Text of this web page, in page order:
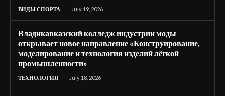
ВИДЫ СПОРТА July 19, 2026
Владикавказский колледж индустрии моды
открывает новое направление «Конструирование,
моделирование и технология изделий лёгкой
промышленности»
ТЕХНОЛОГИЯ July 18, 2026